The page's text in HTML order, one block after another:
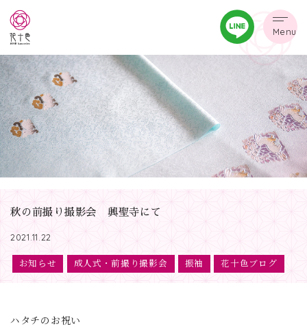
Menu
秋の前撮り撮影会 興聖寺にて
2021.11.22
お知らせ 成人式・前撮り撮影会 振袖 花十色ブログ
ハタチのお祝い